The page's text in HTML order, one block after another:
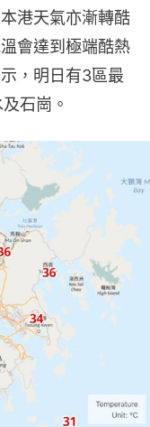
港天氣亦漸轉酷
會達到極端酷熱
，明日有3區最
石崗。